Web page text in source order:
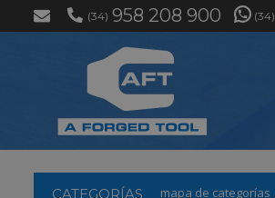
(34) 958 208 900 (34)
CATEGORÍAS mapa de categorías